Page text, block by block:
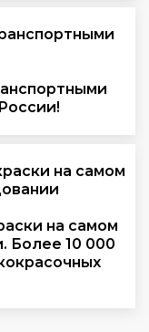
на самом
Более 10 000